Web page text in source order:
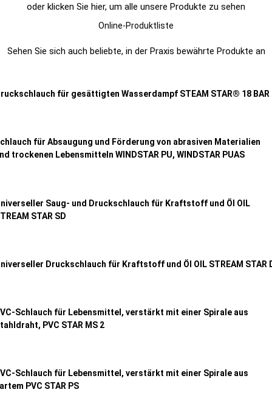
oder klicken Sie hier, um alle unsere Produkte zu sehen
Online-Produktliste
Sehen Sie sich auch beliebte, in der Praxis bewährte Produkte an
für gesättigten Wasserdampf STEAM STAR® 18 BAR
für Absaugung und Förderung von abrasiven Materialien
trockenen Lebensmitteln WINDSTAR PU, WINDSTAR PUAS
Saug- und Druckschlauch für Kraftstoff und Öl OIL
STAR SD
Druckschlauch für Kraftstoff und Öl OIL STREAM STAR
Schlauch für Lebensmittel, verstärkt mit einer Spirale aus
PVC STAR MS 2
Schlauch für Lebensmittel, verstärkt mit einer Spirale aus
PVC STAR PS